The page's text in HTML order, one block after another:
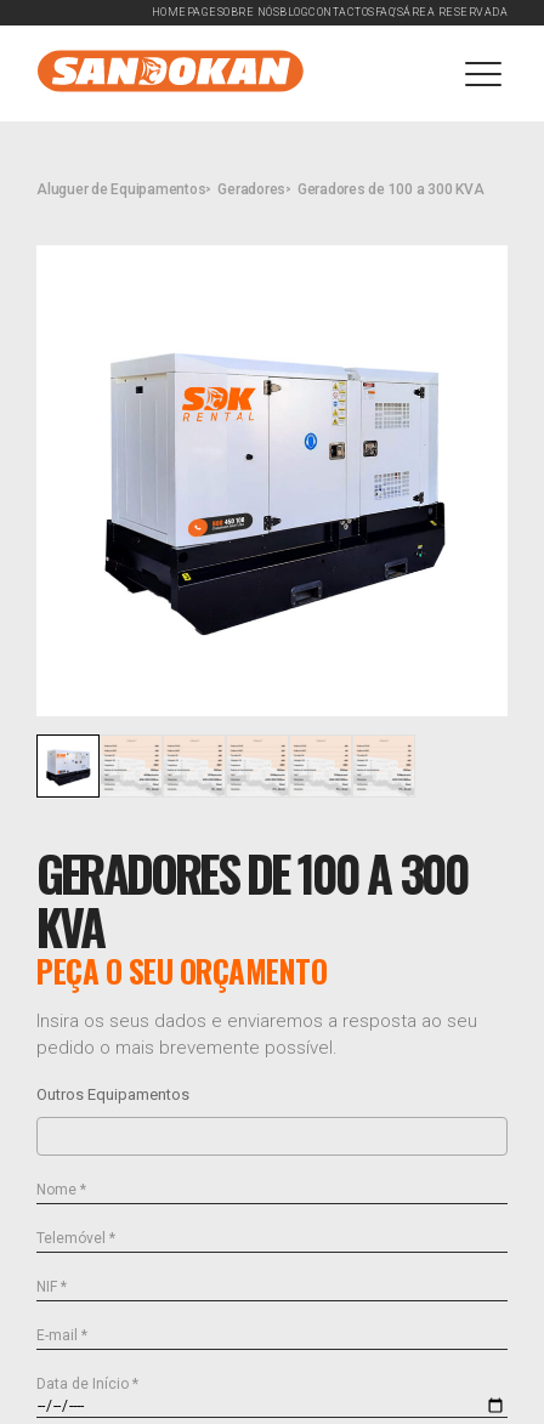
HOMEPAGE SOBRE NÓSBLOGCONTACTOS FAQ'SÁREA RESERVADA
Aluguer de Equipamentos Geradores Geradores de 100 a 300 KVA
GERADORES DE 100 A 300
KVA
PEÇA O SEU ORÇAMENTO
Insira os seus dados e enviaremos a resposta ao seu
pedido o mais brevemente possível.
Outros Equipamentos
Nome *
Telemóvel *
NIF *
E-mail *
Data de Início *